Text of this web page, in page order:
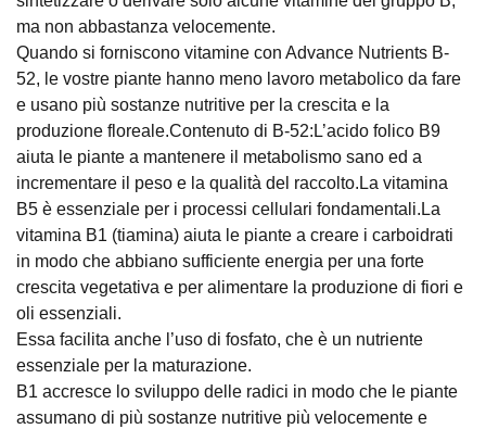
ma non abbastanza velocemente.
Quando si forniscono vitamine con Advance Nutrients B-
52, le vostre piante hanno meno lavoro metabolico da fare
e usano più sostanze nutritive per la crescita e la
produzione floreale.Contenuto di B-52:L’acido folico B9
aiuta le piante a mantenere il metabolismo sano ed a
incrementare il peso e la qualità del raccolto.La vitamina
B5 è essenziale per i processi cellulari fondamentali.La
vitamina B1 (tiamina) aiuta le piante a creare i carboidrati
in modo che abbiano sufficiente energia per una forte
crescita vegetativa e per alimentare la produzione di fiori e
oli essenziali.
Essa facilita anche l’uso di fosfato, che è un nutriente
essenziale per la maturazione.
B1 accresce lo sviluppo delle radici in modo che le piante
assumano di più sostanze nutritive più velocemente e